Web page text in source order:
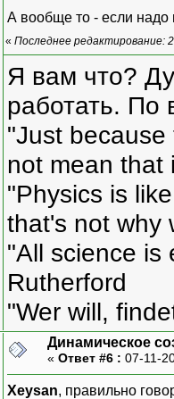
};
template
ostream&
{
for(;
{
}
return
int main(int
{
А вообще то - если надо
« Последнее редактирование:
Я вам что?
работать. По
"Just
not mean that
"Physics is
that's not why
"All science is
Rutherford
"Wer will,
Динамическое
« Ответ #6 : 07-11-
Xeysan, правильно